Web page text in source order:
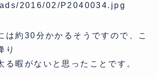
2016/02/P2040034.jpg
は約30分かかるそうですので、こ
り
る暇がないと思ったことです。